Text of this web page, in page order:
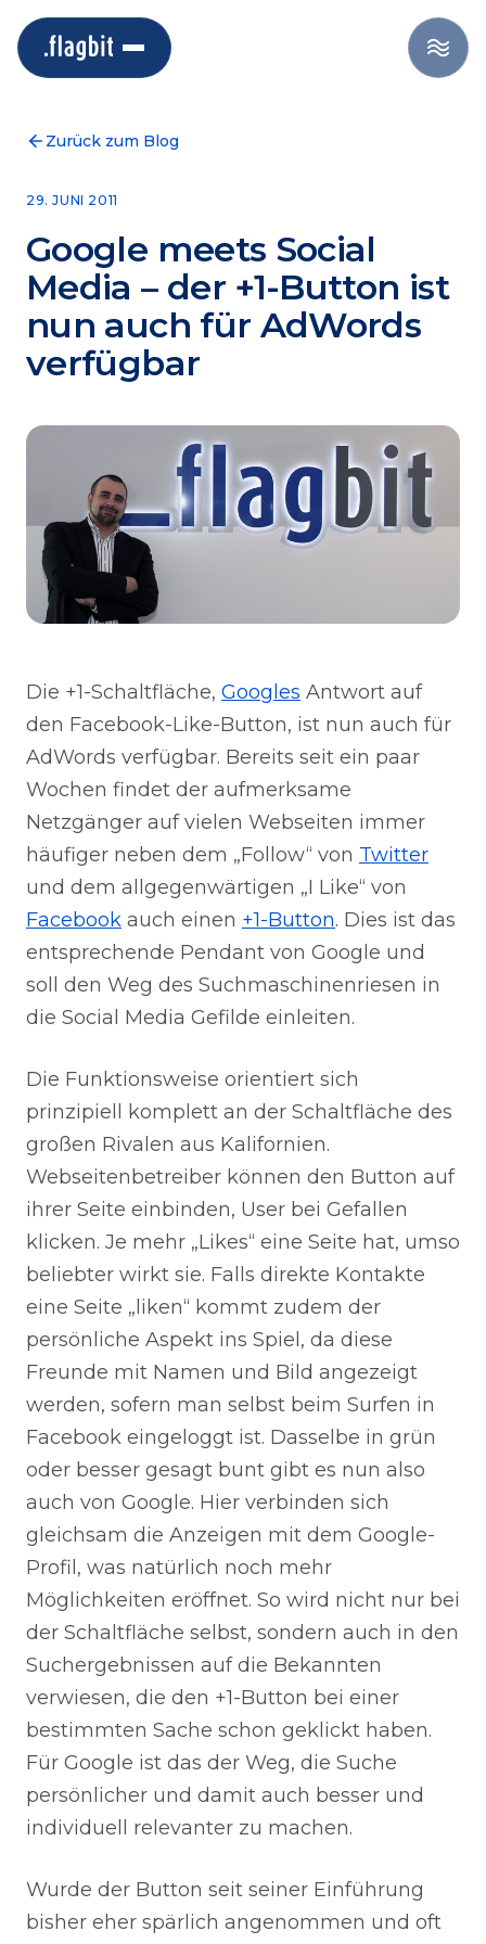
Zurück zum Blog
29. JUNI 2011
Google meets Social
Media – der +1-Button ist
nun auch für AdWords
verfügbar
Die +1-Schaltfläche, Googles Antwort auf
den Facebook-Like-Button, ist nun auch für
AdWords verfügbar. Bereits seit ein paar
Wochen findet der aufmerksame
Netzgänger auf vielen Webseiten immer
häufiger neben dem „Follow“ von Twitter
und dem allgegenwärtigen „I Like“ von
Facebook auch einen +1-Button. Dies ist das
entsprechende Pendant von Google und
soll den Weg des Suchmaschinenriesen in
die Social Media Gefilde einleiten.
Die Funktionsweise orientiert sich
prinzipiell komplett an der Schaltfläche des
großen Rivalen aus Kalifornien.
Webseitenbetreiber können den Button auf
ihrer Seite einbinden, User bei Gefallen
klicken. Je mehr „Likes“ eine Seite hat, umso
beliebter wirkt sie. Falls direkte Kontakte
eine Seite „liken“ kommt zudem der
persönliche Aspekt ins Spiel, da diese
Freunde mit Namen und Bild angezeigt
werden, sofern man selbst beim Surfen in
Facebook eingeloggt ist. Dasselbe in grün
oder besser gesagt bunt gibt es nun also
auch von Google. Hier verbinden sich
gleichsam die Anzeigen mit dem Google-
Profil, was natürlich noch mehr
Möglichkeiten eröffnet. So wird nicht nur bei
der Schaltfläche selbst, sondern auch in den
Suchergebnissen auf die Bekannten
verwiesen, die den +1-Button bei einer
bestimmten Sache schon geklickt haben.
Für Google ist das der Weg, die Suche
persönlicher und damit auch besser und
individuell relevanter zu machen.
Wurde der Button seit seiner Einführung
bisher eher spärlich angenommen und oft